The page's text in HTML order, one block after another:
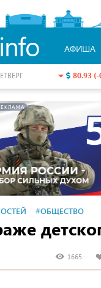
АФИША
80.93 (-
#ОБЩЕСТВО
1665